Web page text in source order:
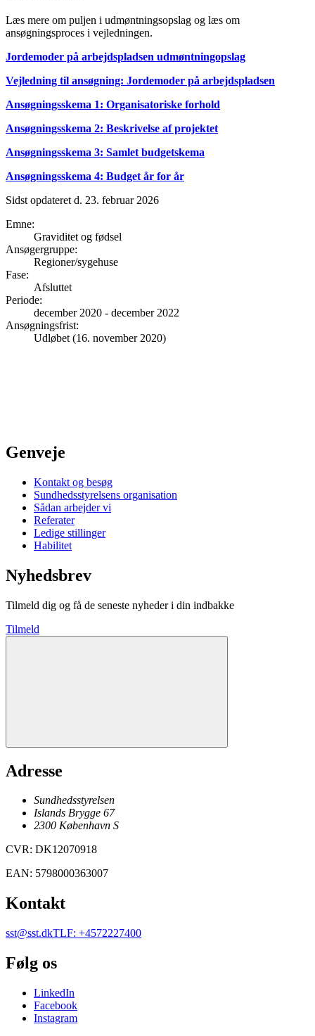
Læs mere om puljen i udmøntningsopslag og læs om
ansøgningsproces i vejledningen.
Jordemoder på arbejdspladsen udmøntningopslag
Vejledning til ansøgning: Jordemoder på arbejdspladsen
Ansøgningsskema 1: Organisatoriske forhold
Ansøgningsskema 2: Beskrivelse af projektet
Ansøgningsskema 3: Samlet budgetskema
Ansøgningsskema 4: Budget år for år
Sidst opdateret d. 23. februar 2026
Emne:
Graviditet og fødsel
Ansøgergruppe:
Regioner/sygehuse
Fase:
Afsluttet
Periode:
december 2020 - december 2022
Ansøgningsfrist:
Udløbet (16. november 2020)
Genveje
Kontakt og besøg
Sundhedsstyrelsens organisation
Sådan arbejder vi
Referater
Ledige stillinger
Habilitet
Nyhedsbrev
Tilmeld dig og få de seneste nyheder i din indbakke
Tilmeld
Adresse
Sundhedsstyrelsen
Islands Brygge 67
2300 København S
CVR: DK12070918
EAN: 5798000363007
Kontakt
sst@sst.dkTLF: +4572227400
Følg os
LinkedIn
Facebook
Instagram